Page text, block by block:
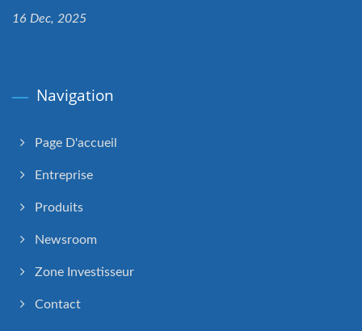
16 Dec, 2025
Navigation
Page D'accueil
Entreprise
Produits
Newsroom
Zone Investisseur
Contact